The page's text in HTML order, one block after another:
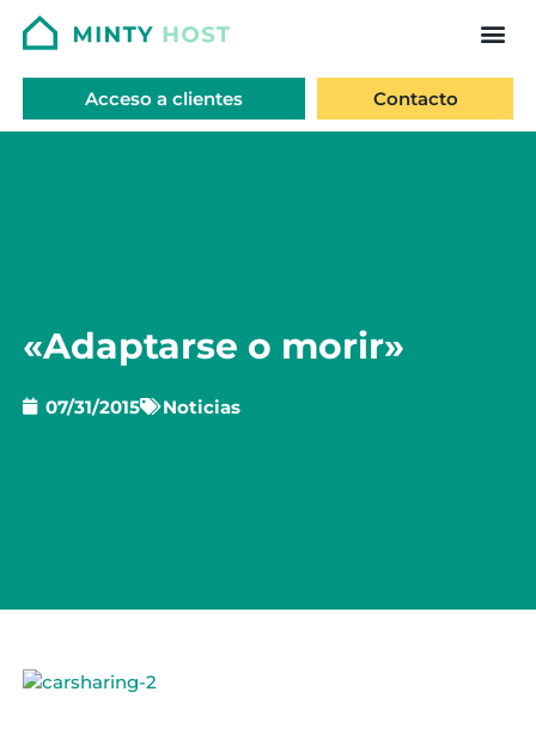
Acceso a clientes Contacto
«Adaptarse o morir»
07/31/2015 Noticias